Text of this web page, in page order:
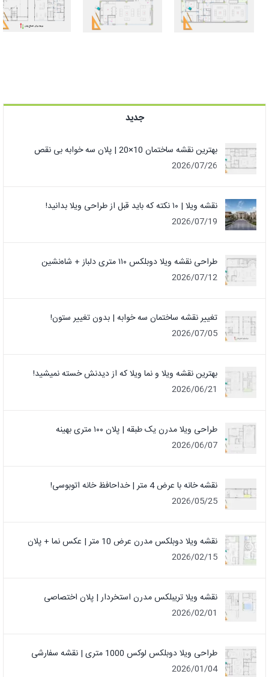
10×20 | پلان
سه خوابه بی
۱۱۰ متری دلباز +
شاه‌نشین
جدید
بهترین نقشه ساختمان 10×20 | پلان سه خوابه بی نقص
2026/07/26
نقشه ویلا | ۱۰ نکته که باید قبل از طراحی ویلا بدانید!
2026/07/19
طراحی نقشه ویلا دوبلکس ۱۱۰ متری دلباز + شاه‌نشین
2026/07/12
تغییر نقشه ساختمان سه خوابه | بدون تغییر ستون!
2026/07/05
بهترین نقشه ویلا و نما ویلا که از دیدنش خسته نمیشید!
2026/06/21
طراحی ویلا مدرن یک‌ طبقه | پلان ۱۰۰ متری بهینه
2026/06/07
نقشه خانه با عرض 4 متر | خداحافظ خانه‌ اتوبوسی!
2026/05/25
نقشه ویلا دوبلکس مدرن عرض 10 متر | عکس نما + پلان
2026/02/15
نقشه ویلا تریبلکس مدرن استخردار | پلان اختصاصی
2026/02/01
طراحی ویلا دوبلکس لوکس 1000 متری | نقشه سفارشی
2026/01/04